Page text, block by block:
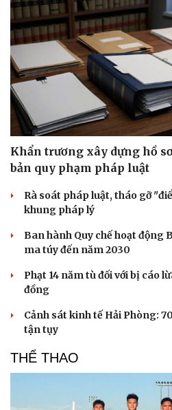
Văn hóa
Sân khấu - Điện ảnh
Âm nhạc
Di sản
Khẩn trương xây dựng hồ
bản quy phạm pháp luật
Rà soát pháp luật, tháo gỡ
khung pháp lý
Ban hành Quy chế hoạt động
ma túy đến năm 2030
Phạt 14 năm tù đối với bị cáo
đồng
Cảnh sát kinh tế Hải Phòng:
tận tụy
THỂ THAO